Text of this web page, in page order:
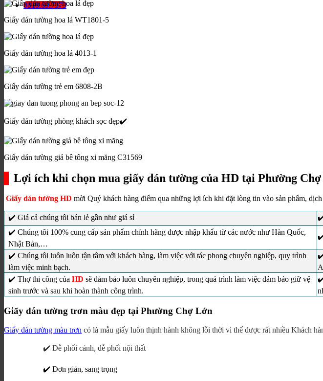
0818.69.7373
Giấy dán tường hoa lá WT1801-5
Giấy dán tường hoa lá 4013-1
Giấy dán tường trẻ em 6808-2B
Giấy dán tường phòng khách sọc đẹp✔️
Giấy dán tường giả bê tông xi măng C31569
Lợi ích khi chọn mua giấy dán tường của HD tại Phường
Giấy dán tường HD mời Quý khách hàng điểm qua những lợi ích khi đặt lòng tin vào sản phẩm,
✔️ Giá cả chúng tôi bán lẻ gần như giá sỉ
✔️
✔️ Chúng tôi 100% cung cấp sản phẩm chính hãng được nhập khẩu từ các nước như Hàn Quốc,
Nhật Bản,…
✔️
✔️ Chúng tôi luôn luôn tận tâm với khách hàng, làm việc với tác phong chuyên nghiệp, quy trình
làm việc minh bạch.
✔️
✔️ Thợ thi công của HD sẽ đảm bảo luôn chuyên nghiệp, trong quá trình làm việc đảm bảo giữ vệ
sinh trước và sau khi hoàn thành công trình.
✔️
Giấy dán tường trơn màu đẹp tại Phường Chợ Lớn
Giấy dán tường màu trơn có là mẫu giấy luôn thịnh hành không lỗi thời vì thế được rất nhiều Khách
✔️ Dễ phối cảnh, dễ phối nội thất
✔️ Đơn giản, sang trọng